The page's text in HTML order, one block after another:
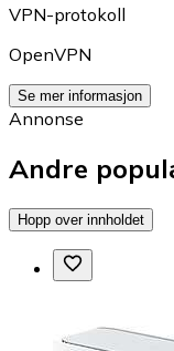
VPN-protokoll
OpenVPN
Se mer informasjon
Annonse
Andre
Hopp over innholdet